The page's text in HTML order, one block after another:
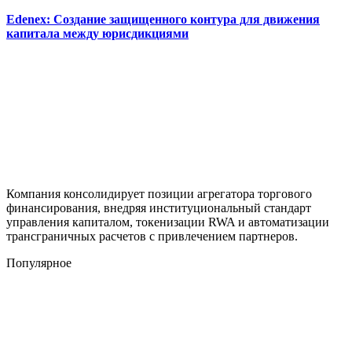
Edenex: Создание защищенного контура для движения
капитала между юрисдикциями
Компания консолидирует позиции агрегатора торгового
финансирования, внедряя институциональный стандарт
управления капиталом, токенизации RWA и автоматизации
трансграничных расчетов с привлечением партнеров.
Популярное